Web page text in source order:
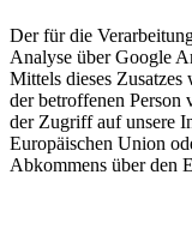
Der für die
Analyse über Google
Mittels dieses Zusatzes
der betroffenen Person
der Zugriff auf unsere
Europäischen Union
Abkommens über den